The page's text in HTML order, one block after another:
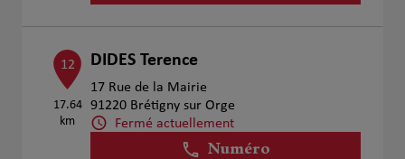
12
17.64
km
DIDES Terence
17 Rue de la Mairie
91220 Brétigny sur Orge
Fermé actuellement
Numéro